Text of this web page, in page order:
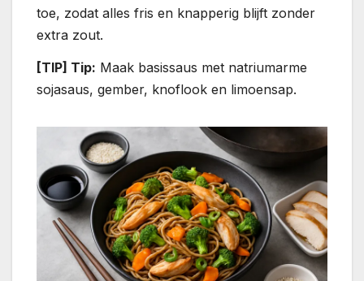
toe, zodat alles fris en knapperig blijft zonder
extra zout.
[TIP] Tip: Maak basissaus met natriumarme
sojasaus, gember, knoflook en limoensap.